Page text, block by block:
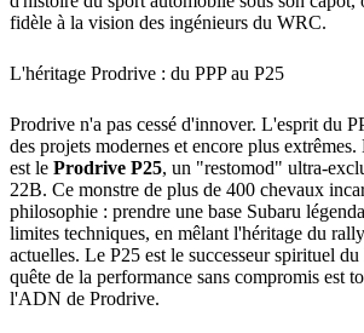
fidèle à la vision des ingénieurs du WRC.
L'héritage Prodrive : du PPP au P25
Prodrive n'a pas cessé d'innover. L'esprit du
des projets modernes et encore plus
est le Prodrive P25, un "restomod" ultra-
22B. Ce monstre de plus de 400 chevaux
philosophie : prendre une base Subaru
limites techniques, en mêlant l'héritage du
actuelles. Le P25 est le successeur spirituel
quête de la performance sans compromis est
l'ADN de Prodrive.